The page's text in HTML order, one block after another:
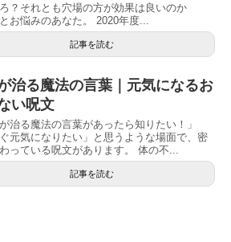
？それとも穴場の方が効果は良いのか
お悩みのあなた。 2020年度...
記事を読む
治る魔法の言葉｜元気になるお
い呪文
が治る魔法の言葉があったら知りたい！」
ぐ元気になりたい」と思うような場面で、密
っている呪文があります。 体の不...
記事を読む